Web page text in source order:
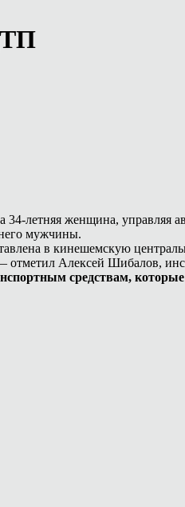
летняя женщина, управляя
мужчины.
в кинешемскую
отметил Алексей Шибалов,
средствам,